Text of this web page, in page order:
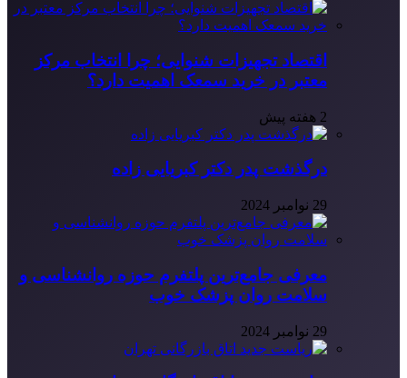
اقتصاد تجهیزات شنوایی؛ چرا انتخاب مرکز
معتبر در خرید سمعک اهمیت دارد؟
2 هفته پیش
درگذشت پدر دکتر کبریایی زاده
29 نوامبر 2024
معرفی جامع‌ترین پلتفرم حوزه روانشناسی و
سلامت روان پزشک خوب
29 نوامبر 2024